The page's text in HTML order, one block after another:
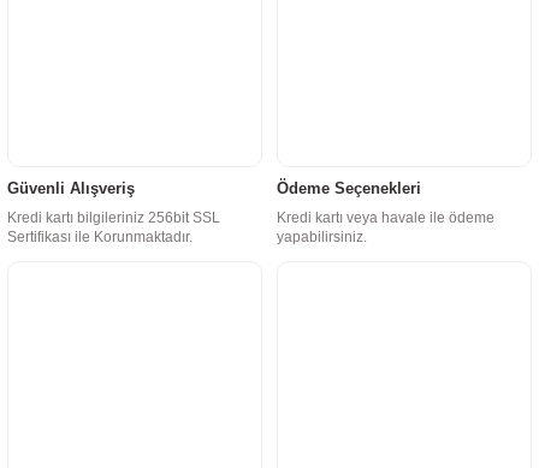
Güvenli Alışveriş
Kredi kartı bilgileriniz 256bit SSL
Sertifikası ile Korunmaktadır.
Ödeme Seçenekleri
Kredi kartı veya havale ile ödeme
yapabilirsiniz.